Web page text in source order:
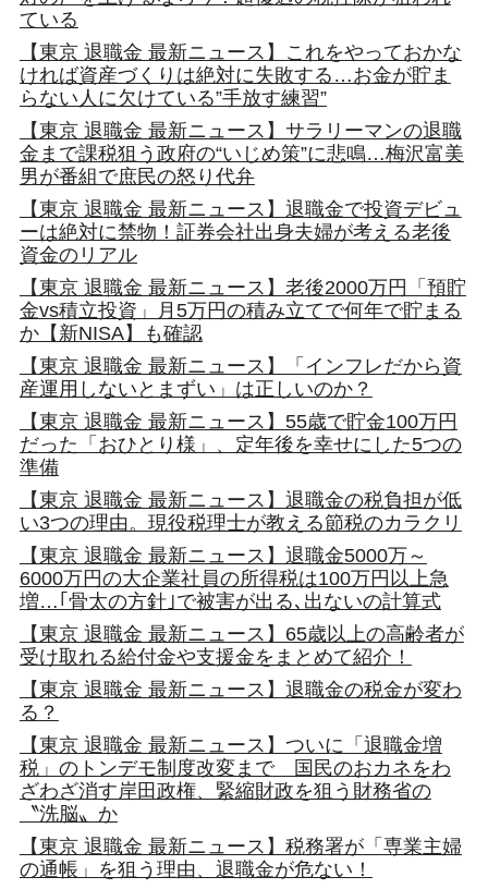
ている
【東京 退職金 最新ニュース】これをやっておかな
ければ資産づくりは絶対に失敗する…お金が貯ま
らない人に欠けている”手放す練習”
【東京 退職金 最新ニュース】サラリーマンの退職
金まで課税狙う政府の“いじめ策”に悲鳴…梅沢富美
男が番組で庶民の怒り代弁
【東京 退職金 最新ニュース】退職金で投資デビュ
ーは絶対に禁物！証券会社出身夫婦が考える老後
資金のリアル
【東京 退職金 最新ニュース】老後2000万円「預貯
金vs積立投資」月5万円の積み立てで何年で貯まる
か【新NISA】も確認
【東京 退職金 最新ニュース】「インフレだから資
産運用しないとまずい」は正しいのか？
【東京 退職金 最新ニュース】55歳で貯金100万円
だった「おひとり様」、定年後を幸せにした5つの
準備
【東京 退職金 最新ニュース】退職金の税負担が低
い3つの理由。現役税理士が教える節税のカラクリ
【東京 退職金 最新ニュース】退職金5000万～
6000万円の大企業社員の所得税は100万円以上急
増…｢骨太の方針｣で被害が出る､出ないの計算式
【東京 退職金 最新ニュース】65歳以上の高齢者が
受け取れる給付金や支援金をまとめて紹介！
【東京 退職金 最新ニュース】退職金の税金が変わ
る？
【東京 退職金 最新ニュース】ついに「退職金増
税」のトンデモ制度改変まで 国民のおカネをわ
ざわざ消す岸田政権、緊縮財政を狙う財務省の
〝洗脳〟か
【東京 退職金 最新ニュース】税務署が「専業主婦
の通帳」を狙う理由、退職金が危ない！